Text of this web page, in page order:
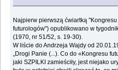
Najpierw pierwszą ćwiartką
futurologów") opublikowano w
(1970, nr 51/52, s. 19-30).
W liście do Andrzeja Wajdy od
„Drogi Panie (...). Co do «Kongresu
jaki SZPILKI zamieściły, jest niejako